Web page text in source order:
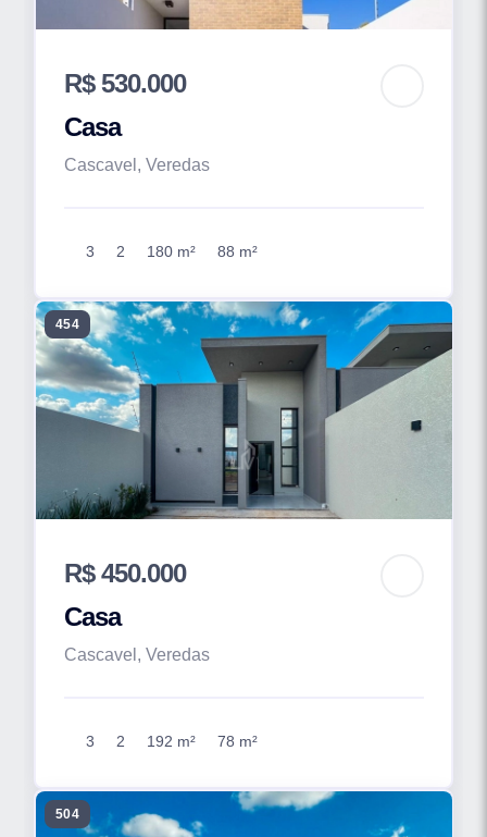
R$ 530.000
Casa
Cascavel, Veredas
3 2 180 m² 88 m²
454
R$ 450.000
Casa
Cascavel, Veredas
3 2 192 m² 78 m²
504